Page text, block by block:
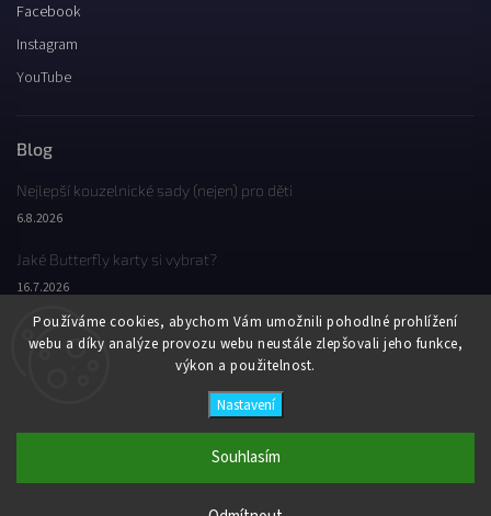
Používáme cookies, abychom Vám umožnili pohodlné prohlížení
webu a díky analýze provozu webu neustále zlepšovali jeho funkce,
výkon a použitelnost.
Nastavení
Souhlasím
Facebook
Instagram
YouTube
Blog
Nejlepší kouzelnické sady (nejen) pro děti
6.8.2026
Jaké Butterfly karty si vybrat?
16.7.2026
Jaký byl Butterfly Wondercon 2025?
Copyright 2026Butterfly Wonderland. Všechna práva vyhrazena.
Shoptet | DesignShoptak.cz